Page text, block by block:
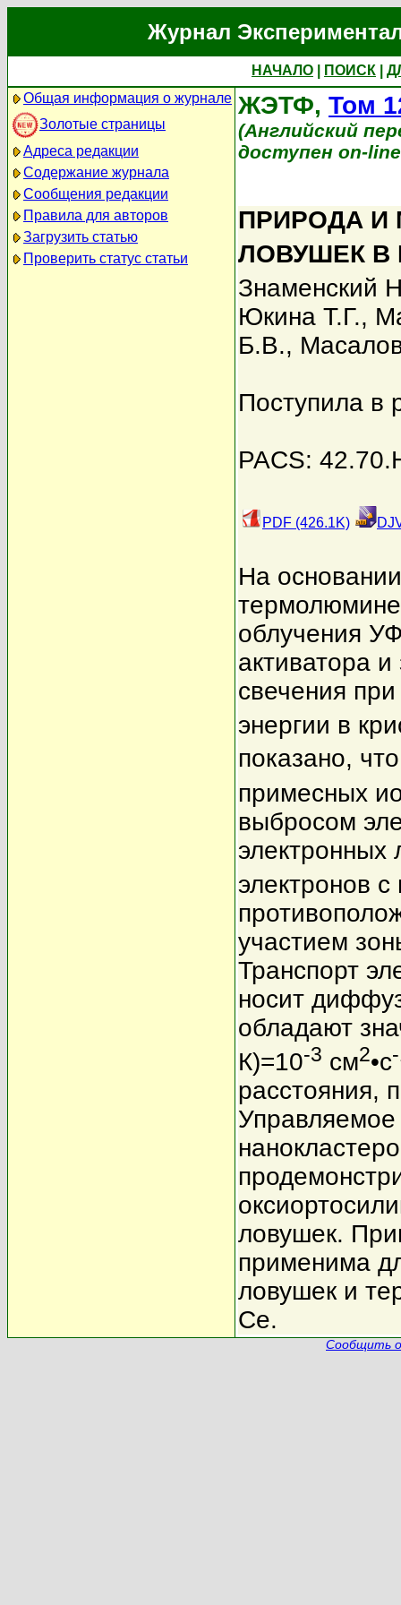
Журнал
НАЧАЛО ПОИСК
Общая информация о журнале
Золотые страницы
Адреса редакции
Содержание журнала
Сообщения редакции
Правила для авторов
Загрузить статью
Проверить статус статьи
ЖЭТФ, Том
(Английский
доступен on-
ПРИРОДА И
ЛОВУШЕК В
Знаменский
Юкина Т.Г.,
Б.В.,
Поступила в
PACS:
PDF (426.1K)
На
облучения
активатора
свечения
энергии в
показано,
примесных
выбросом
электронных
электронов
участием
Транспорт
носит
обладают
К)=10-3 см2•с
расстояния,
Управляемое
ловушек.
применима
ловушек и
Ce.
Сообщить о